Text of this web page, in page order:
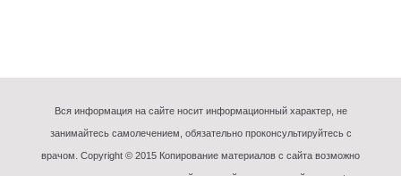
Вся информация на сайте носит информационный характер, не
занимайтесь самолечением, обязательно проконсультируйтесь с
врачом. Copyright © 2015 Копирование материалов с сайта возможно